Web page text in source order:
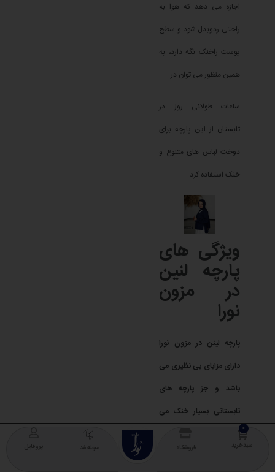
سبدخرید فروشگاه
NOURA
مجله مُد پروفایل
اجازه می دهد که هوا به
راحتی ردوبدل شود و سطح
پوست راخنک نگه دارد، به
همین منظور می توان در
ساعات طولانی روز در
تابستان از این پارچه برای
دوخت لباس های متنوع و
خنک استفاده کرد.
ویژگی های
پارچه لنین
در مزون
نورا
پارچه لینن در مزون نورا
دارای مزایای بی نظیری می
باشد و جز پارچه های
تابستانی بسیار خنک می
باشد